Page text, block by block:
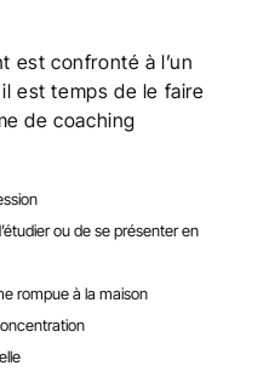
est confronté à l’un
est temps de le faire
de coaching
ou de se présenter en
rompue à la maison